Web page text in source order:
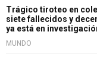
Trágico tiroteo en
siete fallecidos y
ya está en
MUNDO